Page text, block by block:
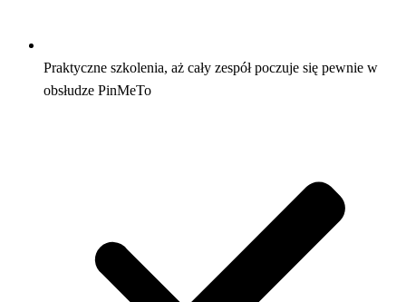
Praktyczne szkolenia, aż cały zespół poczuje się pewnie w
obsłudze PinMeTo